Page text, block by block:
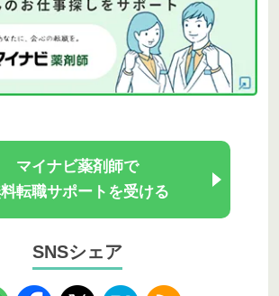
マイナビ薬剤師で
転職サポートを受ける
SNSシェア